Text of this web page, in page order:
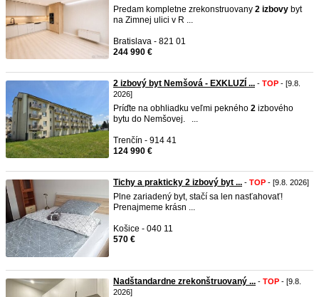
Predam kompletne zrekonstruovany 2 izbovy byt
na Zimnej ulici v R ...
Bratislava - 821 01
244 990 €
2 izbový byt Nemšová - EXKLUZÍ ... - TOP - [9.8.
2026]
Príďte na obhliadku veľmi pekného 2 izbového
bytu do Nemšovej. ...
Trenčín - 914 41
124 990 €
Tichy a prakticky 2 izbový byt ... - TOP - [9.8. 2026]
Plne zariadený byt, stačí sa len nasťahovať!
Prenajmeme krásn ...
Košice - 040 11
570 €
Nadštandardne zrekonštruovaný ... - TOP - [9.8.
2026]